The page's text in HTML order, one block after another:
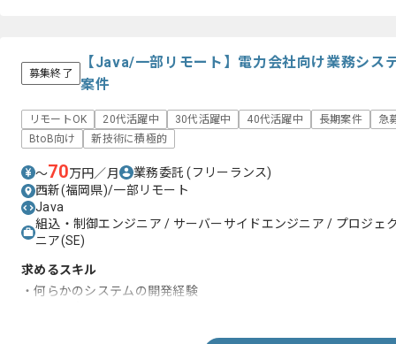
募集終了
【Java/一部リモート】電力会社向け業務シス
案件
リモートOK 20代活躍中 30代活躍中 40代活躍中 長期案件
急
BtoB向け
新技術に積極的
〜70万円／月 業務委託(フリーランス)
西新(福岡県)/一部リモート
Java
組込・制御エンジニア / サーバーサイドエンジニア / プロジェ
ニア(SE)
求めるスキル
・何らかのシステムの開発経験